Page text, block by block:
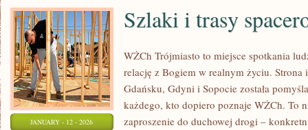
JANUARY - 12 - 2026
Szlaki i trasy
WŻCh Trójmiasto to miejsce spotkania
relację z Bogiem w realnym życiu.
Gdańsku, Gdyni i Sopocie została
każdego, kto dopiero poznaje WŻCh. To
zaproszenie do duchowej drogi –